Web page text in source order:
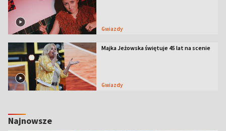
Gwiazdy
Majka Jeżowska świętuje 45 lat na scenie
Gwiazdy
Najnowsze